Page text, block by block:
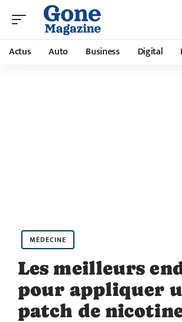
Actus Auto Business Digital
MÉDECINE
Les meilleurs
pour appliquer
patch de